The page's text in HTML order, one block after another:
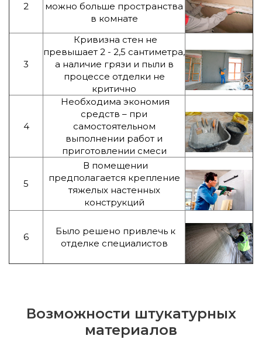
2
можно больше пространства
в комнате
3
Кривизна стен не
превышает 2 - 2,5 сантиметра,
а наличие грязи и пыли в
процессе отделки не
критично
4
Необходима экономия
средств – при
самостоятельном
выполнении работ и
приготовлении смеси
5
В помещении
предполагается крепление
тяжелых настенных
конструкций
6
Было решено привлечь к
отделке специалистов
Возможности штукатурных
материалов